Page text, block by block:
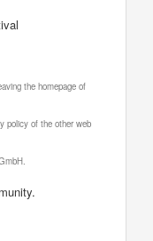
the homepage of
policy of the other web